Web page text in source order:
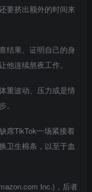
要挤出额外的时间来
结果、证明自己的身
连续熬夜工作。
重波动、压力或是情
席TikTok一场紧接着
卫生棉条，以至于血
Inc.)，后者